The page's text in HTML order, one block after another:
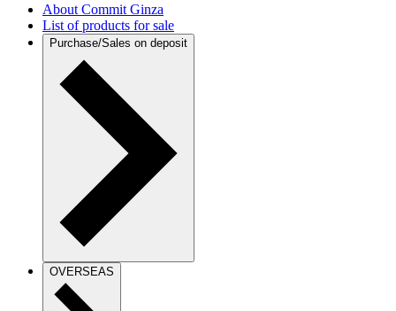
About Commit Ginza
List of products for sale
Purchase/Sales on deposit
OVERSEAS